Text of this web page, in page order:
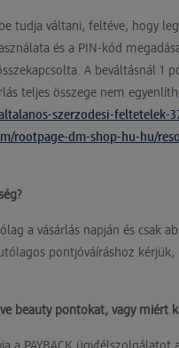
tudja váltani, feltéve, hogy
és a PIN-kód
A beváltásnál 1
teljes összege nem
szerzodesi-feltetelek-
rootpage-dm-shop-hu-hu/
a vásárlás napján és csak
pontjóváíráshoz
beauty pontokat, vagy miért
a PAYBACK